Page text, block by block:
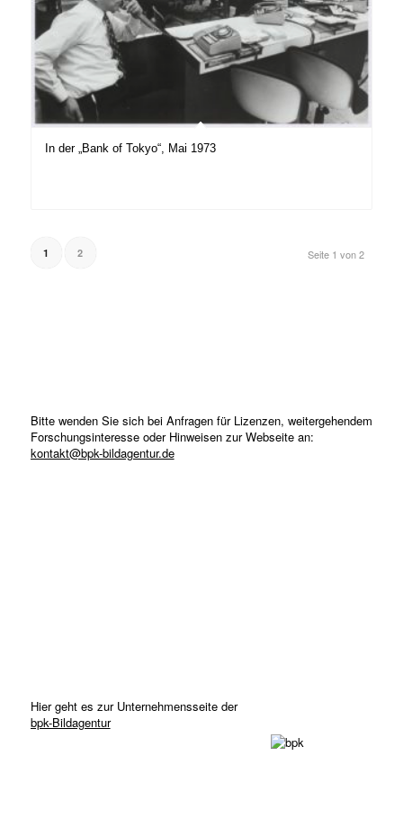
In der „Bank of Tokyo“, Mai 1973
Seite 1 von 2
1 2
Bitte wenden Sie sich bei Anfragen für Lizenzen, weitergehendem
Forschungsinteresse oder Hinweisen zur Webseite an:
kontakt@bpk-bildagentur.de
Hier geht es zur Unternehmensseite der
bpk-Bildagentur